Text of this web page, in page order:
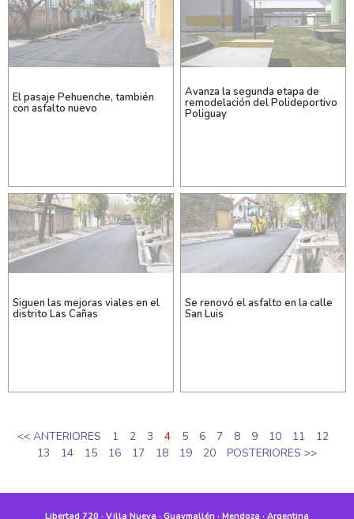
El pasaje Pehuenche, también
con asfalto nuevo
Avanza la segunda etapa de
remodelación del Polideportivo
Poliguay
Siguen las mejoras viales en el
distrito Las Cañas
Se renovó el asfalto en la calle
San Luis
<< ANTERIORES 1 2 3 4 5 6 7 8 9 10 11
12
13
14 15 16 17 18 19 20 POSTERIORES >>
Libertad 720 · Villa Nueva · Guaymallén · Mendoza · Argentina